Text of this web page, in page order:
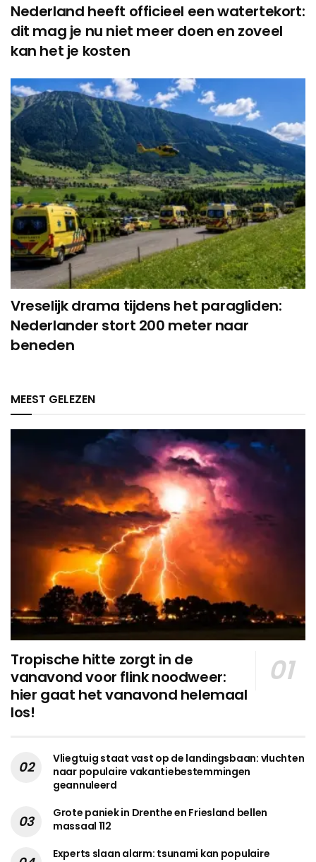
Nederland heeft officieel een watertekort:
dit mag je nu niet meer doen en zoveel
kan het je kosten
Vreselijk drama tijdens het paragliden:
Nederlander stort 200 meter naar
beneden
MEEST GELEZEN
Tropische hitte zorgt in de
vanavond voor flink noodweer:
hier gaat het vanavond helemaal
los!
Vliegtuig staat vast op de landingsbaan: vluchten
naar populaire vakantiebestemmingen
geannuleerd
Grote paniek in Drenthe en Friesland bellen
massaal 112
Experts slaan alarm: tsunami kan populaire